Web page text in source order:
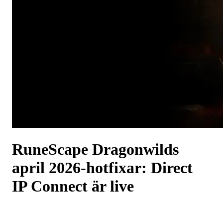
RuneScape Dragonwilds
april 2026-hotfixar: Direct
IP Connect är live